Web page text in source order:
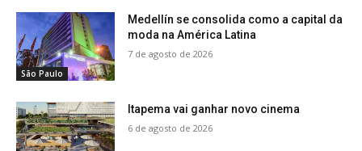
São Paulo
Medellín se consolida como a capital da
moda na América Latina
7 de agosto de 2026
Itapema vai ganhar novo cinema
6 de agosto de 2026